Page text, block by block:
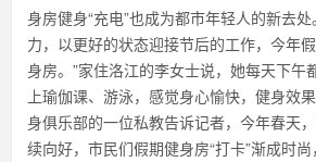
身房健身“充电”也成为都市年轻人的新去
力，以更好的状态迎接节后的工作，今年
身房。”家住洛江的李女士说，她每天下午
上瑜伽课、游泳，感觉身心愉快，健身效
身俱乐部的一位私教告诉记者，今年春天
续向好，市民们假期健身房“打卡”渐成时